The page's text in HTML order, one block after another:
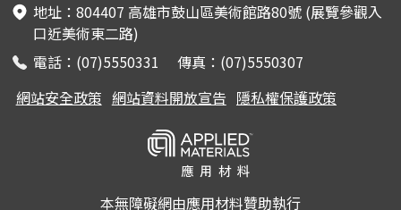
地址：804407 高雄市鼓山區美術館路80號 (展覽參觀入
口近美術東二路)
電話：(07)5550331 傳真：(07)5550307
網站安全政策 網站資料開放宣告 隱私權保護政策
本無障礙網由應用材料贊助執行